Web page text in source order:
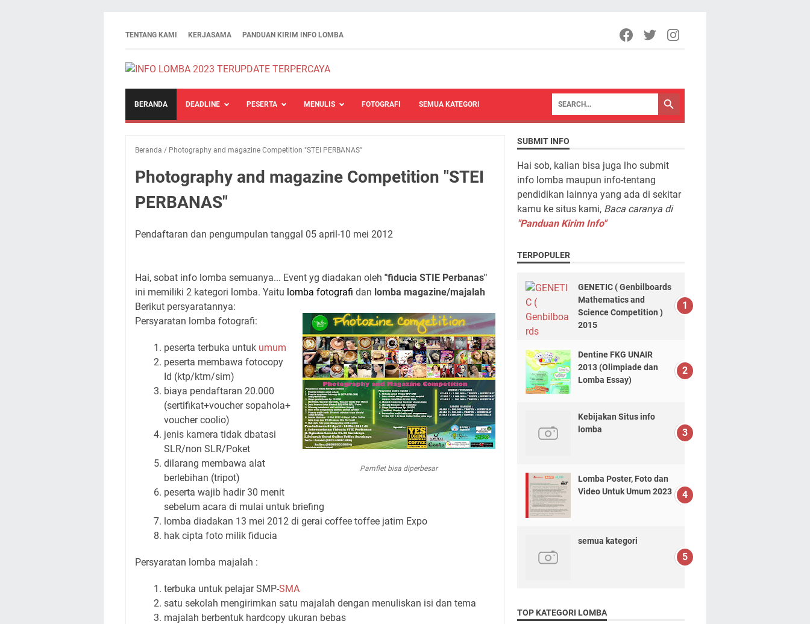
TENTANG KAMI KERJASAMA PANDUAN KIRIM INFO LOMBA
BERANDA DEADLINE PESERTA MENULIS FOTOGRAFI SEMUA KATEGORI
Beranda / Photography and magazine Competition "STEI PERBANAS"
Photography and magazine Competition "STEI
PERBANAS"
Pendaftaran dan pengumpulan tanggal 05 april-10 mei 2012
Hai, sobat info lomba semuanya... Event yg diadakan oleh "fiducia STIE Perbanas"
ini memiliki 2 kategori lomba. Yaitu lomba fotografi dan lomba magazine/majalah
Pamflet bisa diperbesar
Berikut persyaratannya:
Persyaratan lomba fotografi:
peserta terbuka untuk umum
peserta membawa fotocopy
Id (ktp/ktm/sim)
biaya pendaftaran 20.000
(sertifikat+voucher sopahola+
voucher coolio)
jenis kamera tidak dbatasi
SLR/non SLR/Poket
dilarang membawa alat
berlebihan (tripot)
peserta wajib hadir 30 menit
sebelum acara di mulai untuk briefing
lomba diadakan 13 mei 2012 di gerai coffee toffee jatim Expo
hak cipta foto milik fiducia
Persyaratan lomba majalah :
terbuka untuk pelajar SMP-SMA
satu sekolah mengirimkan satu majalah dengan menuliskan isi dan tema
majalah berbentuk hardcopy ukuran bebas
SUBMIT INFO
Hai sob, kalian bisa juga lho submit
info lomba maupun info-tentang
pendidikan lainnya yang ada di sekitar
kamu ke situs kami, Baca caranya di
"Panduan Kirim Info"
TERPOPULER
GENETIC ( Genbilboards
Mathematics and
Science Competition )
2015
Dentine FKG UNAIR
2013 (Olimpiade dan
Lomba Essay)
Kebijakan Situs info
lomba
Lomba Poster, Foto dan
Video Untuk Umum 2023
semua kategori
TOP KATEGORI LOMBA